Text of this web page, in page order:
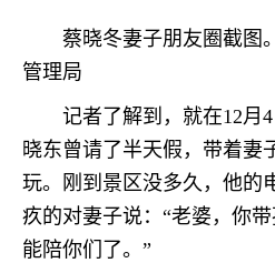
蔡晓冬妻子朋友圈截图
管理局
记者了解到，就在12月
晓东曾请了半天假，带着妻
玩。刚到景区没多久，他的
疚的对妻子说：“老婆，你
能陪你们了。”